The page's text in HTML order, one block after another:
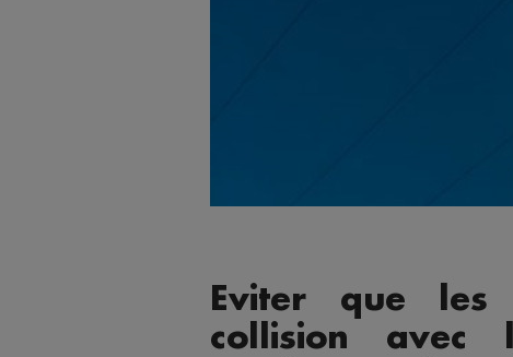
Eviter que les
collision avec